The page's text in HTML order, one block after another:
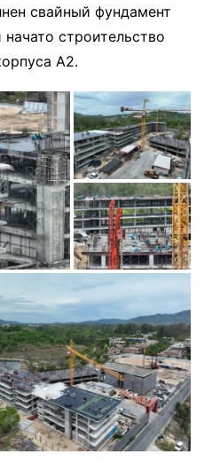
свайный фундамент
начато строительство
А2.